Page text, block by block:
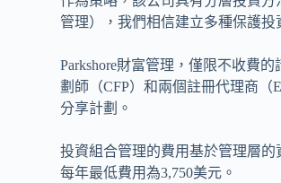
管理），我們相信建立多種保護
Parkshore財富管理，僅限不收費
劃師（CFP）和兩個註冊代理商
分享計劃。
投資組合管理的費用基於管理層
每年最低費用為3,750美元。